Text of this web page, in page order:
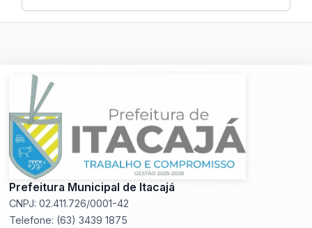
Prefeitura Municipal de Itacajá
CNPJ: 02.411.726/0001-42
Telefone: (63) 3439 1875